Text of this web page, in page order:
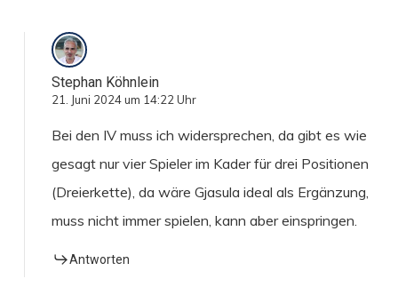
Stephan Köhnlein
21. Juni 2024 um 14:22 Uhr
Bei den IV muss ich widersprechen, da gibt es wie
gesagt nur vier Spieler im Kader für drei Positionen
(Dreierkette), da wäre Gjasula ideal als Ergänzung,
muss nicht immer spielen, kann aber einspringen.
Antworten